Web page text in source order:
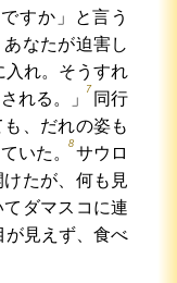
すか」と言う
なたが迫害し
入れ。そうすれ
れる。」
7
同行
、だれの姿も
いた。
8
サウロ
たが、何も見
ダマスコに連
が見えず、食べ